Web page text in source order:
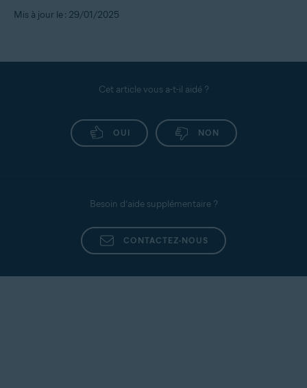
Mis à jour le : 29/01/2025
Cet article vous a-t-il aidé ?
OUI NON
Besoin d’aide supplémentaire ?
CONTACTEZ-NOUS